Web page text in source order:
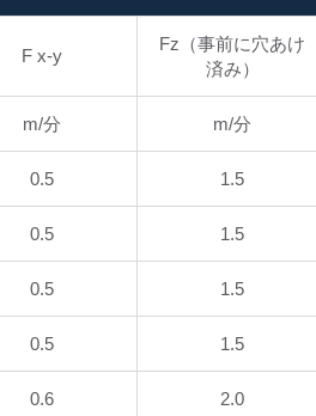
F x-y
Fz（事前に穴あけ
済み）
m/分 m/分
0.5 1.5
0.5 1.5
0.5 1.5
0.5 1.5
0.6 2.0